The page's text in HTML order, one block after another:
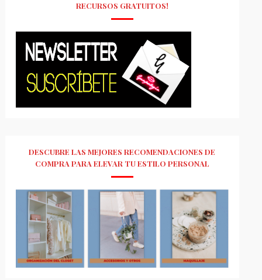
RECURSOS GRATUITOS!
DESCUBRE LAS MEJORES RECOMENDACIONES DE
COMPRA PARA ELEVAR TU ESTILO PERSONAL